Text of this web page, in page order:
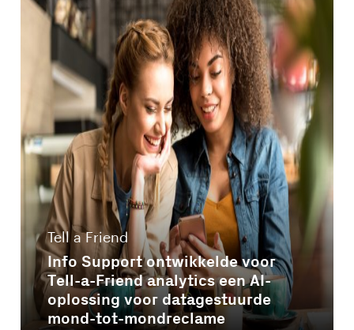
Tell a Friend
Info Support ontwikkelde voor
Tell-a-Friend analytics een AI-
oplossing voor datagestuurde
mond-tot-mondreclame